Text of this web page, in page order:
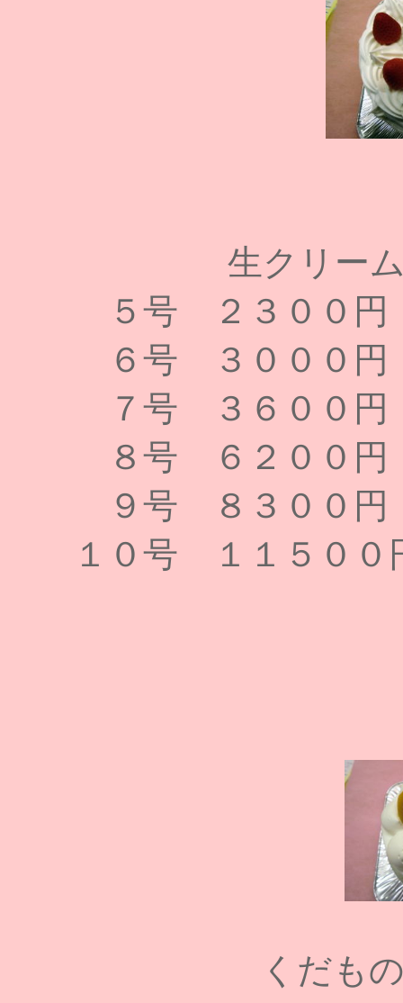
生クリ
５号 ２３
６号 ３０
７号 ３６
８号 ６２
９号 ８３
１０号 １１５
くだも